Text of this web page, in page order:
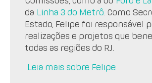
da Linha 3 do Metrô . Como
Estado, Felipe foi responsável
realizações e projetos que
todas as regiões do RJ.
Leia mais sobre Felipe